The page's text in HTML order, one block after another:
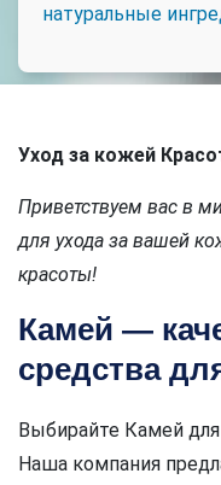
натуральные
Уход за кожей
Приветствуем вас в
для ухода за вашей
красоты!
Камей —
средства
Выбирайте Камей
Наша компания